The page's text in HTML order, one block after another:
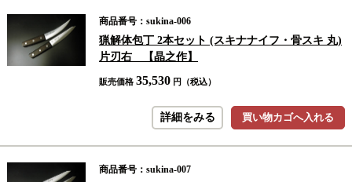
商品番号：sukina-006
猟解体包丁 2本セット (スキナナイフ・骨スキ 丸)
片刃右 【晶之作】
販売価格 35,530 円（税込）
買い物カゴへ入れる
詳細をみる
商品番号：sukina-007